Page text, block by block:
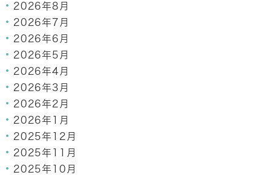
2026年8月
2026年7月
2026年6月
2026年5月
2026年4月
2026年3月
2026年2月
2026年1月
2025年12月
2025年11月
2025年10月